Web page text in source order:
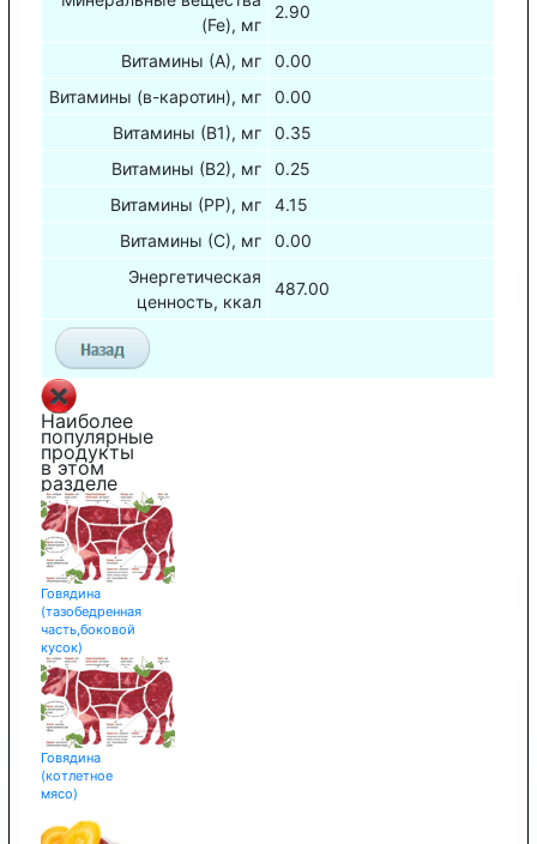
(Fe), мг
2.90
Витамины (А), мг
0.00
Витамины (в-каротин), мг
0.00
Витамины (В1), мг
0.35
Витамины (В2), мг
0.25
Витамины (РР), мг
4.15
Витамины (С), мг
0.00
Энергетическая
ценность, ккал
487.00
Наиболее
популярные
продукты
в этом
разделе
Говядина
(тазобедренная
часть,боковой
кусок)
Говядина
(котлетное
мясо)